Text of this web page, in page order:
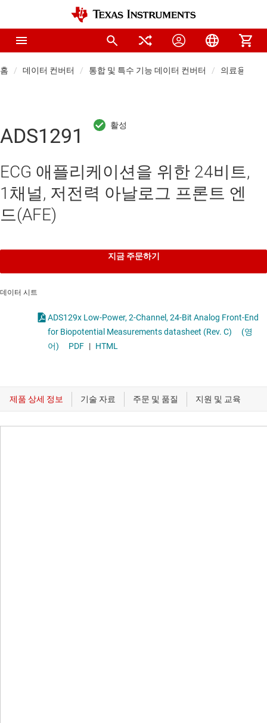
홈 데이터 컨버터 통합 및 특수 기능 데이터 컨버터 의료용 AFE
ADS1291
ECG 애플리케이션을 위한 24비트,
1채널, 저전력 아날로그 프론트 엔
드(AFE)
지금 주문하기
데이터 시트
ADS129x Low-Power, 2-Channel, 24-Bit Analog Front-End
for Biopotential Measurements datasheet (Rev. C)
(영
어)
PDF | HTML